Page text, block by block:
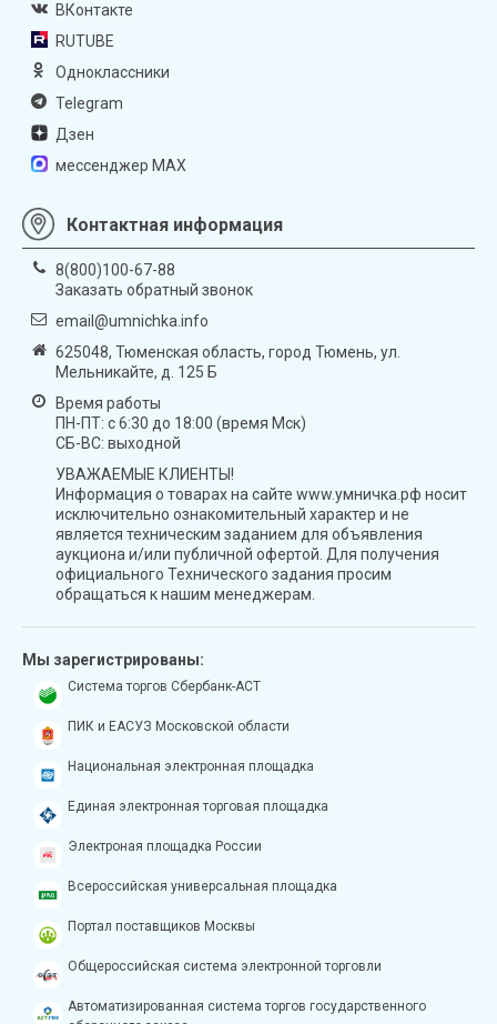
ВКонтакте
RUTUBE
Одноклассники
Telegram
Дзен
мессенджер MAX
Контактная информация
8(800)100-67-88
Заказать обратный звонок
email@umnichka.info
625048, Тюменская область, город Тюмень, ул.
Мельникайте, д. 125 Б
Время работы
ПН-ПТ: с 6:30 до 18:00 (время Мск)
СБ-ВС: выходной
УВАЖАЕМЫЕ КЛИЕНТЫ!
Информация о товарах на сайте www.умничка.рф носит
исключительно ознакомительный характер и не
является техническим заданием для объявления
аукциона и/или публичной офертой. Для получения
официального Технического задания просим
обращаться к нашим менеджерам.
Мы зарегистрированы:
Система торгов Сбербанк-АСТ
ПИК и ЕАСУЗ Московской области
Национальная электронная площадка
Единая электронная торговая площадка
Электроная площадка России
Всероссийская универсальная площадка
Портал поставщиков Москвы
Общероссийская система электронной торговли
Автоматизированная система торгов государственного